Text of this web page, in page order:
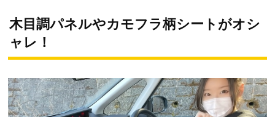
木目調パネルやカモフラ柄シートがオシ
ャレ！